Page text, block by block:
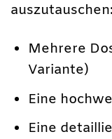
auszutauschen:
Mehrere
Variante)
Eine
Eine